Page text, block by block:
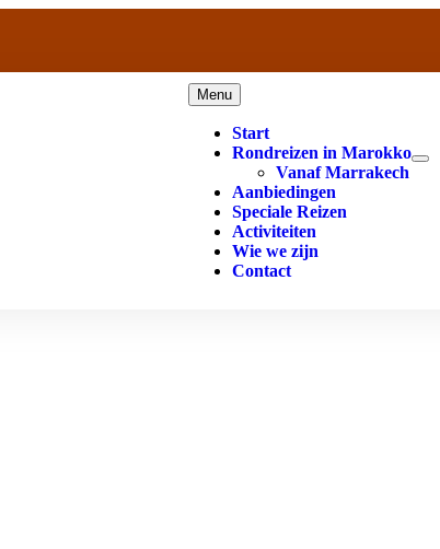
Menu
Start
Rondreizen in Marokko
Vanaf Marrakech
Aanbiedingen
Speciale Reizen
Activiteiten
Wie we zijn
Contact